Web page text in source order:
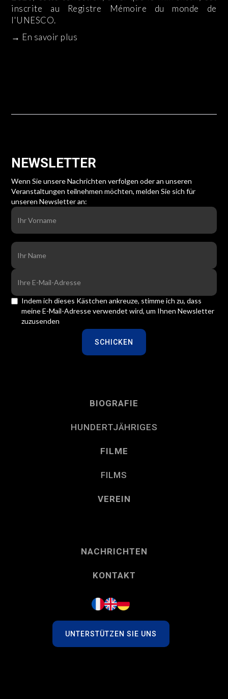
inscrite au Registre Mémoire du monde de
l'UNESCO.
→ En savoir plus
NEWSLETTER
Wenn Sie unsere Nachrichten verfolgen oder an unseren
Veranstaltungen teilnehmen möchten, melden Sie sich für
unseren Newsletter an:
Indem ich dieses Kästchen ankreuze, stimme ich zu, dass
meine E-Mail-Adresse verwendet wird, um Ihnen Newsletter
zuzusenden
BIOGRAFIE
HUNDERTJÄHRIGES
FILME
FILMS
VEREIN
NACHRICHTEN
KONTAKT
UNTERSTÜTZEN SIE UNS